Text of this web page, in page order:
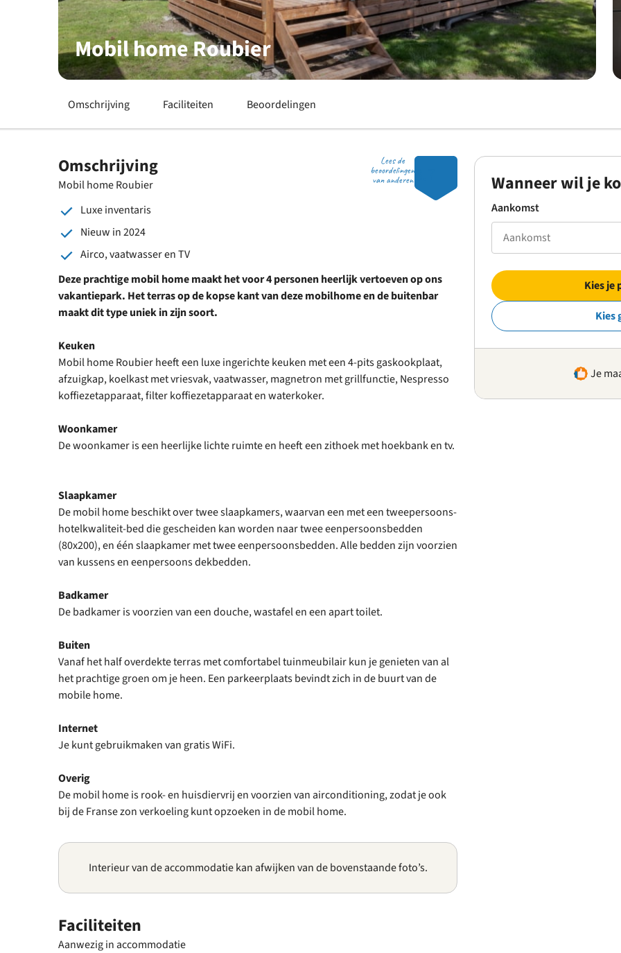
Mobil home Roubier
Omschrijving Faciliteiten Beoordelingen
Lees de
beoordelingen
van anderen
Omschrijving
Mobil home Roubier
Luxe inventaris
Nieuw in 2024
Airco, vaatwasser en TV
Deze prachtige mobil home maakt het voor 4 personen heerlijk vertoeven op ons
vakantiepark. Het terras op de kopse kant van deze mobilhome en de buitenbar
maakt dit type uniek in zijn soort.
Keuken
Mobil home Roubier heeft een luxe ingerichte keuken met een 4-pits gaskookplaat,
afzuigkap, koelkast met vriesvak, vaatwasser, magnetron met grillfunctie, Nespresso
koffiezetapparaat, filter koffiezetapparaat en waterkoker.
Woonkamer
De woonkamer is een heerlijke lichte ruimte en heeft een zithoek met hoekbank en tv.
Slaapkamer
De mobil home beschikt over twee slaapkamers, waarvan een met een tweepersoons-
hotelkwaliteit-bed die gescheiden kan worden naar twee eenpersoonsbedden
(80x200), en één slaapkamer met twee eenpersoonsbedden. Alle bedden zijn voorzien
van kussens en eenpersoons dekbedden.
Badkamer
De badkamer is voorzien van een douche, wastafel en een apart toilet.
Buiten
Vanaf het half overdekte terras met comfortabel tuinmeubilair kun je genieten van al
het prachtige groen om je heen. Een parkeerplaats bevindt zich in de buurt van de
mobile home.
Internet
Je kunt gebruikmaken van gratis WiFi.
Overig
De mobil home is rook- en huisdiervrij en voorzien van airconditioning, zodat je ook
bij de Franse zon verkoeling kunt opzoeken in de mobil home.
Interieur van de accommodatie kan afwijken van de bovenstaande foto’s.
Wanneer wil je
Aankomst
Kies je
Kies
Je
Faciliteiten
Aanwezig in accommodatie